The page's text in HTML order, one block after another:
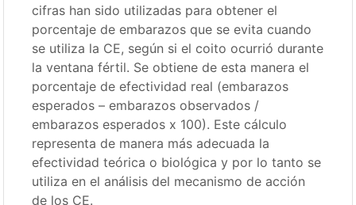
cifras han sido utilizadas para obtener el
porcentaje de embarazos que se evita cuando
se utiliza la CE, según si el coito ocurrió durante
la ventana fértil. Se obtiene de esta manera el
porcentaje de efectividad real (embarazos
esperados – embarazos observados /
embarazos esperados x 100). Este cálculo
representa de manera más adecuada la
efectividad teórica o biológica y por lo tanto se
utiliza en el análisis del mecanismo de acción
de los CE.